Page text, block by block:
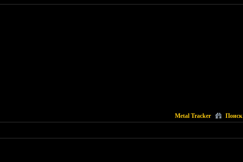
Metal Tracker Поиск